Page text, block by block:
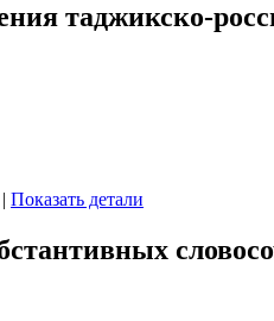
таджикско-
Показать детали